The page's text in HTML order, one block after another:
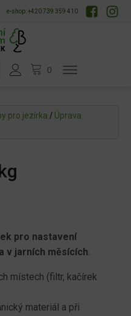
e-shop: +420 739 359 410
pro jezírka / Úprava
pro nastavení
v jarních měsících.
místech (filtr, kačírek
materiál a při